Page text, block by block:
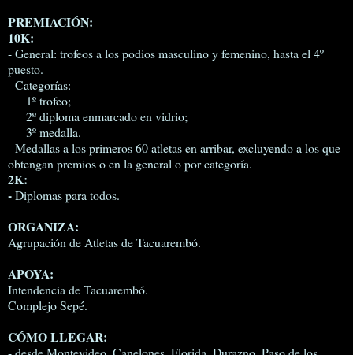
PREMIACIÓN:
10K:
- General: trofeos a los podios masculino y femenino, hasta el 4º
puesto.
- Categorías:
1º trofeo;
2º diploma enmarcado en vidrio;
3º medalla.
- Medallas a los primeros 60 atletas en arribar, excluyendo a los que
obtengan premios o en la general o por categoría.
2K:
-Diplomas para todos.
ORGANIZA:
Agrupación de Atletas de Tacuarembó.
APOYA:
Intendencia de Tacuarembó.
Complejo Sepé.
CÓMO LLEGAR: